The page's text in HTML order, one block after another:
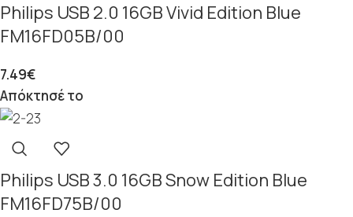
Philips USB 2.0 16GB Vivid Edition Blue
FM16FD05B/00
7.49€
Απόκτησέ το
Philips USB 3.0 16GB Snow Edition Blue
FM16FD75B/00